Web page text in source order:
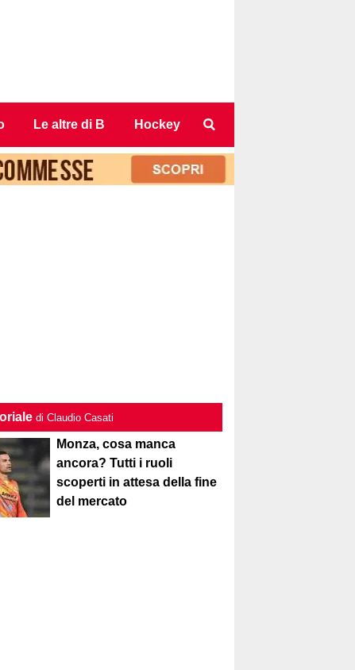
Le altre di B Hockey
di Claudio Casati
Monza, cosa manca
ancora? Tutti i ruoli
scoperti in attesa della fine
del mercato